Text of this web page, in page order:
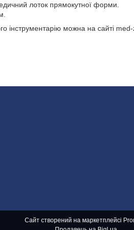
лоток прямокутної форми.
інструментарію можна на сайті
Сайт створений на маркетплейсі